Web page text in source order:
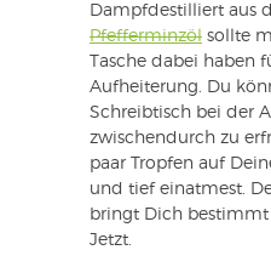
Dampfdestilliert aus
Pfefferminzöl sollte
Tasche dabei haben
Aufheiterung. Du
Schreibtisch bei der
zwischendurch zu
paar Tropfen auf
und tief einatmest.
bringt Dich bestimmt
Jetzt.